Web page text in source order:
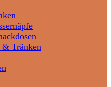
& Tränken